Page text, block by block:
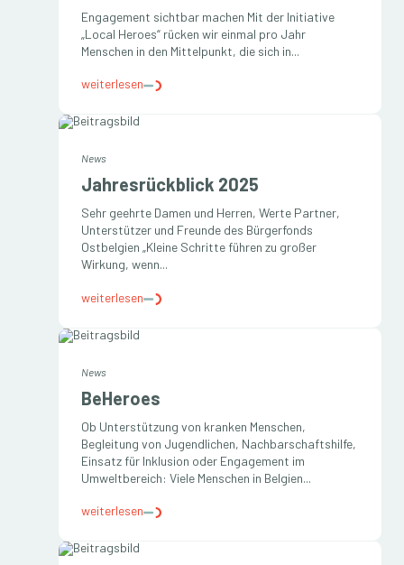
Engagement sichtbar machen Mit der Initiative
„Local Heroes“ rücken wir einmal pro Jahr
Menschen in den Mittelpunkt, die sich in...
weiterlesen
News
Jahresrückblick 2025
Sehr geehrte Damen und Herren, Werte Partner,
Unterstützer und Freunde des Bürgerfonds
Ostbelgien „Kleine Schritte führen zu großer
Wirkung, wenn...
weiterlesen
News
BeHeroes
Ob Unterstützung von kranken Menschen,
Begleitung von Jugendlichen, Nachbarschaftshilfe,
Einsatz für Inklusion oder Engagement im
Umweltbereich: Viele Menschen in Belgien...
weiterlesen